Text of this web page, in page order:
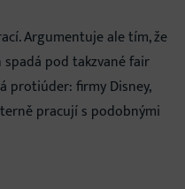
Argumentuje ale tím, že
pod takzvané fair
protiúder: firmy Disney,
pracují s podobnými